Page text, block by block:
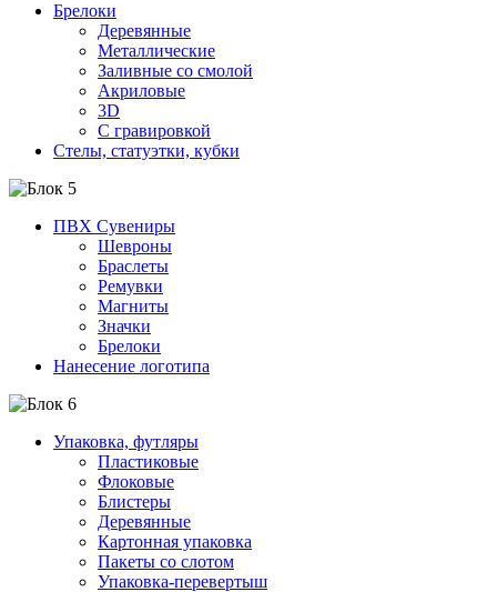
Брелоки
Деревянные
Металлические
Заливные со смолой
Акриловые
3D
C гравировкой
Стелы, статуэтки, кубки
ПВХ Сувениры
Шевроны
Браслеты
Ремувки
Магниты
Значки
Брелоки
Нанесение логотипа
Упаковка, футляры
Пластиковые
Флоковые
Блистеры
Деревянные
Картонная упаковка
Пакеты со слотом
Упаковка-перевертыш